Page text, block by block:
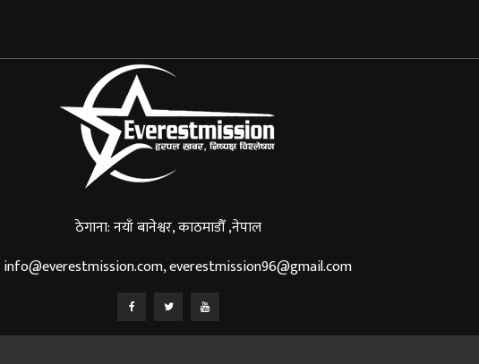
ठेगाना: नयाँ बानेश्वर, काठमाडौँ ,नेपाल
info@everestmission.com,everestmission96@gmail.com